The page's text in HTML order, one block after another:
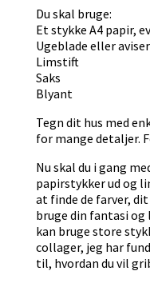
Du skal bruge:
Et stykke A4 papir,
Ugeblade eller aviser
Limstift
Saks
Blyant
Tegn dit hus med
for mange detaljer.
Nu skal du i gang
papirstykker ud og
at finde de farver, dit
bruge din fantasi og
kan bruge store
collager, jeg har
til, hvordan du vil